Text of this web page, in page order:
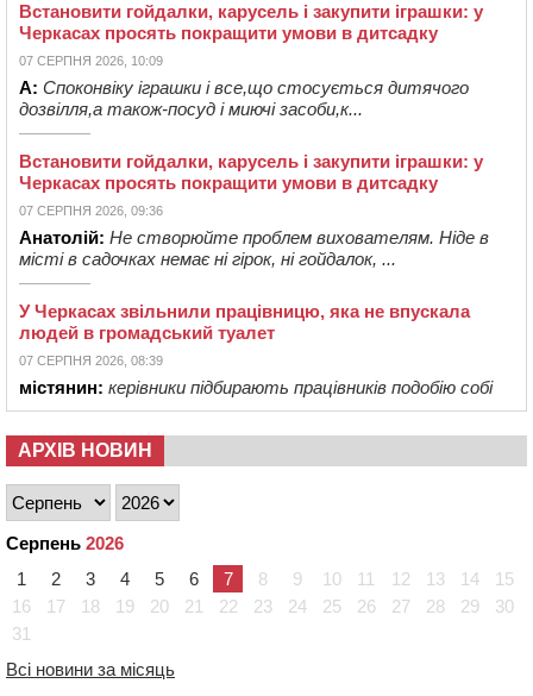
Встановити гойдалки, карусель і закупити іграшки: у
Черкасах просять покращити умови в дитсадку
07 СЕРПНЯ 2026, 10:09
А: Споконвіку іграшки і все,що стосується дитячого
дозвілля,а також-посуд і миючі засоби,к...
Встановити гойдалки, карусель і закупити іграшки: у
Черкасах просять покращити умови в дитсадку
07 СЕРПНЯ 2026, 09:36
Анатолій: Не створюйте проблем вихователям. Ніде в
місті в садочках немає ні гірок, ні гойдалок, ...
У Черкасах звільнили працівницю, яка не впускала
людей в громадський туалет
07 СЕРПНЯ 2026, 08:39
містянин: керівники підбирають працівників подобію собі
АРХІВ НОВИН
Серпень 2026
1
2 3 4 5 6 7 8 9 10 11 12 13 14
15
16
17 18 19 20 21 22 23 24 25 26 27 28 29
30
31
Всі новини за місяць